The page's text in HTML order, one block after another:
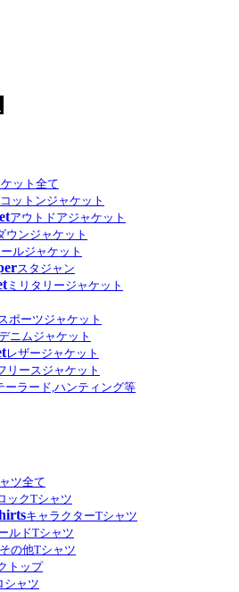
ット全て
コットンジャケット
アウトドアジャケット
ウンジャケット
ルジャケット
スタジャン
ミリタリージャケット
ポーツジャケット
ニムジャケット
レザージャケット
リースジャケット
ーラード,ハンティング等
ツ全て
ックTシャツ
キャラクターTシャツ
ルドTシャツ
その他Tシャツ
トップ
シャツ